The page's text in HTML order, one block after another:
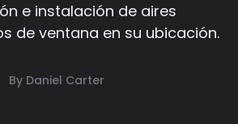
e instalación de aires
de ventana en su ubicación.
By Daniel Carter